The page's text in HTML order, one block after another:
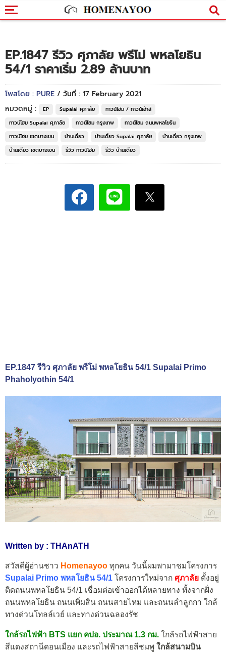
EP.1847 รีวิว ศุภาลัย พรีโม่ พหลโยธิน
54/1 ราคาเริ่ม 2.89 ล้านบาท
โพสโดย : PURE / วันที่ : 17 February 2021
หมวดหมู่ :
EP Supalai ศุภาลัย
ทาวน์โฮม / ทาวน์เฮ้าส์
ทาวน์โฮม Supalai ศุภาลัย
ทาวน์โฮม กรุงเทพ
ทาวน์โฮม ถนนพหลโยธิน
ทาวน์โฮม เขตบางเขน
บ้านเดี่ยว บ้านเดี่ยว Supalai ศุภาลัย
บ้านเดี่ยว กรุงเทพ
บ้านเดี่ยว เขตบางเขน
รีวิว ทาวน์โฮม รีวิว บ้านเดี่ยว
EP.1847 รีวิว ศุภาลัย พรีโม่ พหลโยธิน 54/1 Supalai Primo
Phaholyothin 54/1
Written by : THAnATH
สวัสดีผู้อ่านชาว Homenayoo ทุกคน วันนี้ผมพามาชมโครงการ
Supalai Primo พหลโยธิน 54/1 โครงการใหม่จาก ศุภาลัย ตั้งอยู่
ติดถนนพหลโยธิน 54/1 เชื่อมต่อเข้าออกได้หลายทาง ทั้งจากฝั่ง
ถนนพหลโยธิน ถนนเพิ่มสิน ถนนสายไหม และถนนลำลูกกา ใกล้
ทางด่วนโทลล์เวย์ และทางด่วนฉลองรัช
ใกล้รถไฟฟ้า BTS แยก คปอ. ประมาณ 1.3 กม. ใกล้รถไฟฟ้าสาย
สีแดงสถานีดอนเมือง และรถไฟฟ้าสายสีชมพู ใกล้สนามบิน